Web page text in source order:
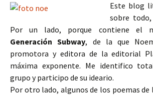
Este blog
sobre
Por un lado, porque contiene el
Generación Subway, de la que
promotora y editora de la editorial
máxima exponente. Me identifico
grupo y participo de su ideario.
Por otro lado, algunos de los poemas